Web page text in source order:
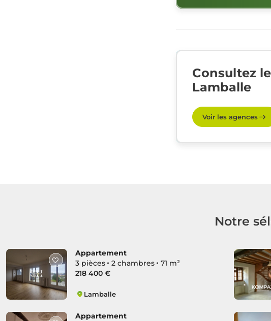
Consultez
Lamballe
Voir les agences
Notre
Appartement
3 pièces
2 chambres
71 m²
218 400 €
Lamballe
Appartement